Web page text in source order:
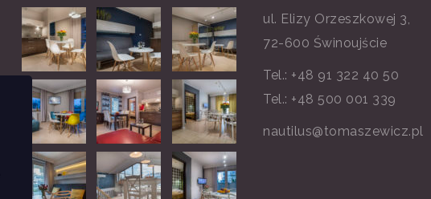
ul. Elizy Orzeszkowej 3,
72-600 Świnoujście
Tel.: +48 91 322 40 50
Tel.: +48 500 001 339
nautilus@tomaszewicz.pl